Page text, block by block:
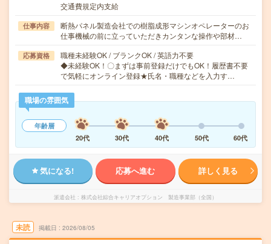
交通費規定内支給
仕事内容
断熱パネル製造会社での樹脂成形マシンオペレーターのお
仕事機械の前に立っていただきカンタンな操作や部材…
応募資格
職種未経験OK / ブランクOK / 英語力不要
◆未経験OK！〇まずは事前登録だけでもOK！履歴書不要
で気軽にオンライン登録★氏名・職種などを入力す…
職場の雰囲気
年齢層
20代
30代 40代 50代 60代
気になる! 応募へ進む 詳しく見る
派遣会社 株式会社綜合キャリアオプション 製造事業部（全国）
未読 掲載日 2026/08/05